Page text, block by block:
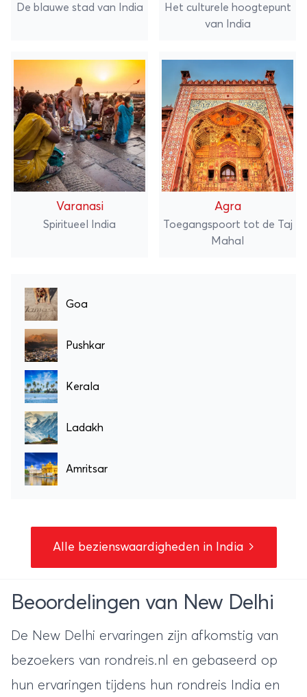
De blauwe stad van India
Het culturele hoogtepunt
van India
Varanasi
Spiritueel India
Agra
Toegangspoort tot de Taj
Mahal
Goa
Pushkar
Kerala
Ladakh
Amritsar
Alle bezienswaardigheden in India
Beoordelingen van New Delhi
De New Delhi ervaringen zijn afkomstig van
bezoekers van rondreis.nl en gebaseerd op
hun ervaringen tijdens hun rondreis India en